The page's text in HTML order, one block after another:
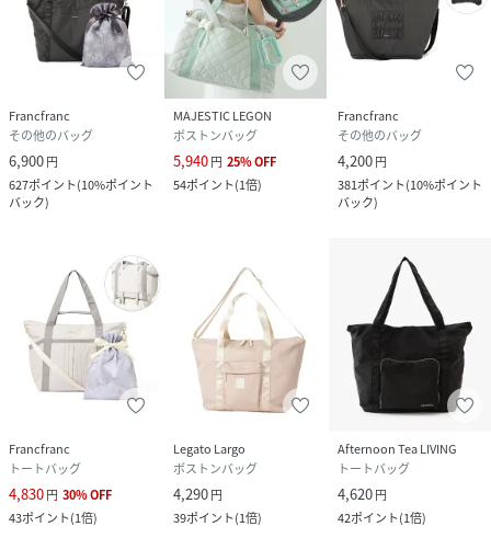
Francfranc
その他のバッグ
6,900円
627ポイント(10%ポイント
バック)
MAJESTIC LEGON
ボストンバッグ
5,940円 25%OFF
54ポイント(1倍)
Francfranc
その他のバッグ
4,200円
381ポイント(10%ポイント
バック)
Francfranc
トートバッグ
4,830円 30%OFF
43ポイント(1倍)
Legato Largo
ボストンバッグ
4,290円
39ポイント(1倍)
Afternoon Tea LIVING
トートバッグ
4,620円
42ポイント(1倍)